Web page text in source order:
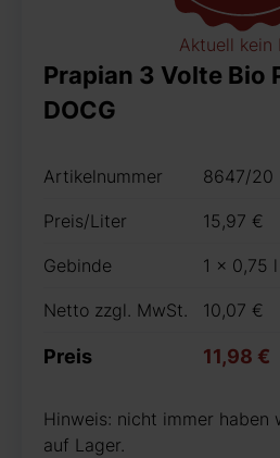
Aktuell kein
Prapian 3 Volte Bio
DOCG
Artikelnummer 8647/20
Preis/Liter 15,97 €
Gebinde 1 x 0,75 l
Netto zzgl. MwSt. 10,07 €
Preis 11,98 €
Hinweis: nicht immer haben
auf Lager.